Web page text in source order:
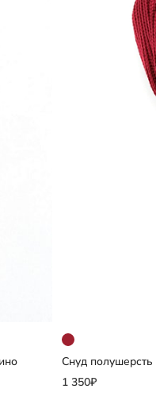
Снуд полушерсть
1 350₽